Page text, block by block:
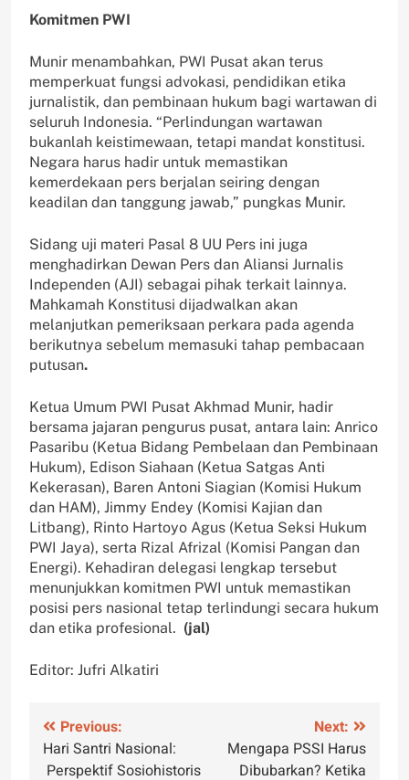
Komitmen PWI
Munir menambahkan, PWI Pusat akan terus
memperkuat fungsi advokasi, pendidikan etika
jurnalistik, dan pembinaan hukum bagi wartawan di
seluruh Indonesia. “Perlindungan wartawan
bukanlah keistimewaan, tetapi mandat konstitusi.
Negara harus hadir untuk memastikan
kemerdekaan pers berjalan seiring dengan
keadilan dan tanggung jawab,” pungkas Munir.
Sidang uji materi Pasal 8 UU Pers ini juga
menghadirkan Dewan Pers dan Aliansi Jurnalis
Independen (AJI) sebagai pihak terkait lainnya.
Mahkamah Konstitusi dijadwalkan akan
melanjutkan pemeriksaan perkara pada agenda
berikutnya sebelum memasuki tahap pembacaan
putusan.
Ketua Umum PWI Pusat Akhmad Munir, hadir
bersama jajaran pengurus pusat, antara lain: Anrico
Pasaribu (Ketua Bidang Pembelaan dan Pembinaan
Hukum), Edison Siahaan (Ketua Satgas Anti
Kekerasan), Baren Antoni Siagian (Komisi Hukum
dan HAM), Jimmy Endey (Komisi Kajian dan
Litbang), Rinto Hartoyo Agus (Ketua Seksi Hukum
PWI Jaya), serta Rizal Afrizal (Komisi Pangan dan
Energi). Kehadiran delegasi lengkap tersebut
menunjukkan komitmen PWI untuk memastikan
posisi pers nasional tetap terlindungi secara hukum
dan etika profesional. (jal)
Editor: Jufri Alkatiri
Navigasi
pos
Previous:
Hari Santri Nasional:
Perspektif Sosiohistoris
Next:
Mengapa PSSI Harus
Dibubarkan? Ketika